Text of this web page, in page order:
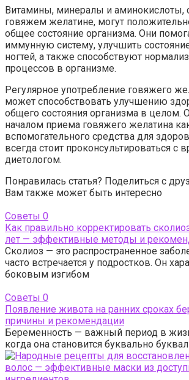
Витамины, минералы и аминокислоты,
говяжем желатине, могут
общее состояние организма. Они
иммунную систему, улучшить
ногтей, а также способствуют
процессов в организме.
Регулярное употребление говяжего
может способствовать улучшению
общего состояния организма в целом.
началом приема говяжего желатина
вспомогательного средства для
всегда стоит проконсультироваться с
диетологом.
Понравилась статья? Поделиться с
Вам также может быть интересно
Советы 0
Как правильно корректировать
лет — эффективные методы и
Сколиоз — это распространенное
часто встречается у подростков. Он
боковым изгибом
Советы 0
Появление живота на ранних сроках
причины и рекомендации
Беременность — важный период в
когда она становится буквально